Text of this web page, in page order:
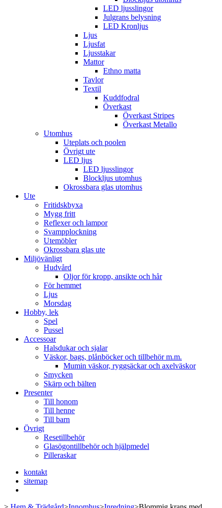
LED ljusslingor
Julgrans belysning
LED Kronljus
Ljus
Ljusfat
Ljusstakar
Mattor
Ethno matta
Tavlor
Textil
Kuddfodral
Överkast
Överkast Stripes
Överkast Metallo
Utomhus
Uteplats och poolen
Övrigt ute
LED ljus
LED ljusslingor
Blockljus utomhus
Okrossbara glas utomhus
Ute
Fritidskbyxa
Mygg fritt
Reflexer och lampor
Svampplockning
Utemöbler
Okrossbara glas ute
Miljövänligt
Hudvård
Oljor för kropp, ansikte och hår
För hemmet
Ljus
Morsdag
Hobby, lek
Spel
Pussel
Accessoar
Halsdukar och sjalar
Väskor, bags, plånböcker och tillbehör m.m.
Mumin väskor, ryggsäckar och axelväskor
Smycken
Skärp och bälten
Presenter
Till honom
Till henne
Till barn
Övrigt
Resetillbehör
Glasögontillbehör och hjälpmedel
Pilleraskar
kontakt
sitemap